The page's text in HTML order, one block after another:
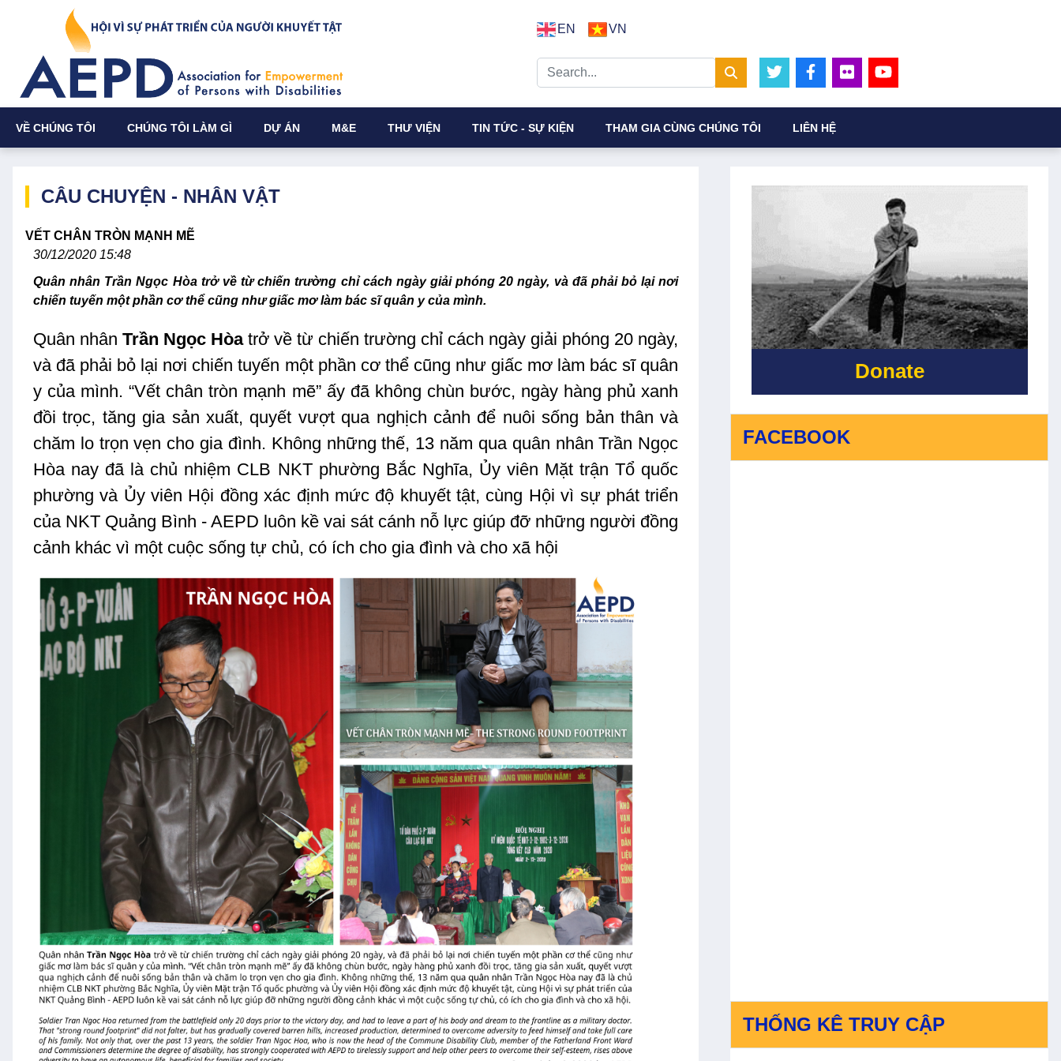
EN VN
VỀ CHÚNG TÔI CHÚNG TÔI LÀM GÌ DỰ ÁN M&E THƯ VIỆN TIN TỨC - SỰ KIỆN THAM GIA CÙNG CHÚNG TÔI LIÊN HỆ
CÂU CHUYỆN - NHÂN VẬT
VẾT CHÂN TRÒN MẠNH MẼ
30/12/2020 15:48
Quân nhân Trần Ngọc Hòa trở về từ chiến trường chỉ cách ngày giải phóng 20 ngày, và đã phải bỏ lại nơi
chiến tuyến một phần cơ thể cũng như giấc mơ làm bác sĩ quân y của mình.
Quân nhânTrần Ngọc Hòatrở về từ chiến trường chỉ cách ngày giải phóng 20 ngày,
và đã phải bỏ lại nơi chiến tuyến một phần cơ thể cũng như giấc mơ làm bác sĩ quân
y của mình. “Vết chân tròn mạnh mẽ” ấy đã không chùn bước, ngày hàng phủ xanh
đồi trọc, tăng gia sản xuất, quyết vượt qua nghịch cảnh để nuôi sống bản thân và
chăm lo trọn vẹn cho gia đình. Không những thế, 13 năm qua quân nhân Trần Ngọc
Hòa nay đã là chủ nhiệm CLB NKT phường Bắc Nghĩa, Ủy viên Mặt trận Tổ quốc
phường và Ủy viên Hội đồng xác định mức độ khuyết tật, cùng Hội vì sự phát triển
của NKT Quảng Bình - AEPD luôn kề vai sát cánh nỗ lực giúp đỡ những người đồng
cảnh khác vì một cuộc sống tự chủ, có ích cho gia đình và cho xã hội
Donate
FACEBOOK
THỐNG KÊ TRUY CẬP